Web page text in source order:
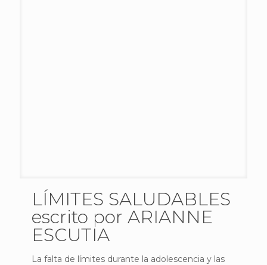
LÍMITES SALUDABLES
escrito por ARIANNE
ESCUTIA
La falta de límites durante la adolescencia y las